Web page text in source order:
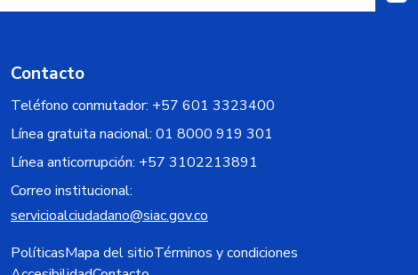
Contacto
Teléfono conmutador: +57 601 3323400
Línea gratuita nacional: 01 8000 919 301
Línea anticorrupción: +57 3102213891
Correo institucional:
servicioalciudadano@siac.gov.co
PolíticasMapa del sitioTérminos y condiciones